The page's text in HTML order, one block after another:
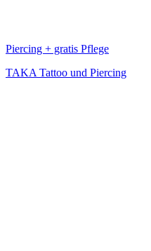
Piercing + gratis Pflege
TAKA Tattoo und Piercing